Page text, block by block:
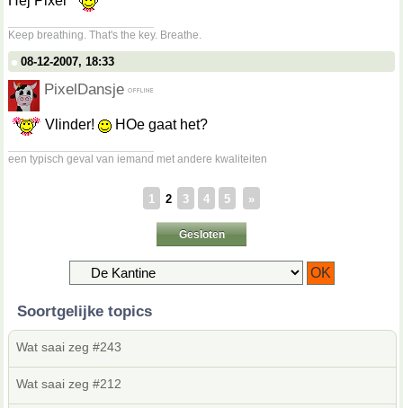
Keep breathing. That's the key. Breathe.
08-12-2007, 18:33
PixelDansje
Vlinder!
HOe gaat het?
een typisch geval van iemand met andere kwaliteiten
1 2 3 4 5 »
Gesloten
Soortgelijke topics
Wat saai zeg #243
Wat saai zeg #212